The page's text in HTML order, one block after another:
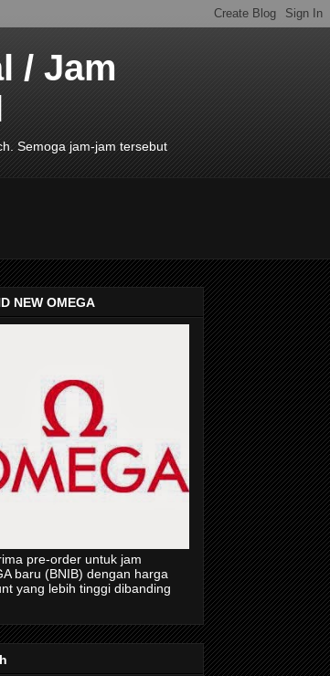
/ Jam
Semoga jam-jam tersebut
NEW OMEGA
pre-order untuk jam
baru (BNIB) dengan harga
yang lebih tinggi dibanding